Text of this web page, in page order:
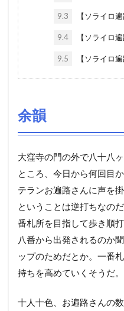
9.3 【ソライロ
9.4 【ソライロ遍
9.5 【ソライロ
余韻
大窪寺の門の外で八十八
ところ、今日から何回目
テランお遍路さんに声を
ということは逆打ちなの
番札所を目指して歩き順
八番から出発されるのか
ップのためだとか。一番
持ちを高めていくそうだ。
十人十色、お遍路さんの